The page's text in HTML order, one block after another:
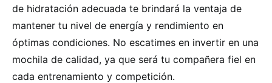
de hidratación adecuada te brindará la ventaja de
mantener tu nivel de energía y rendimiento en
óptimas condiciones. No escatimes en invertir en una
mochila de calidad, ya que será tu compañera fiel en
cada entrenamiento y competición.